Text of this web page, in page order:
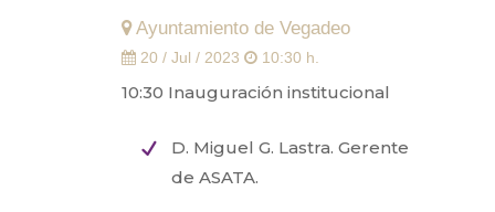
Ayuntamiento de Vegadeo
20 / Jul / 2023 10:30 h.
10:30 Inauguración institucional
D. Miguel G. Lastra. Gerente
de ASATA.